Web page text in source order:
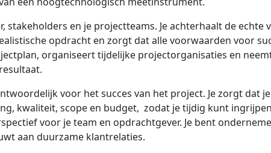
stakeholders en je projectteams. Je achterhaalt de echte
opdracht en zorgt dat alle voorwaarden voor
organiseert tijdelijke projectorganisaties en
voor het succes van het project. Je zorgt dat
kwaliteit, scope en budget, zodat je tijdig kunt ingrijpen
voor je team en opdrachtgever. Je bent
aan duurzame klantrelaties.